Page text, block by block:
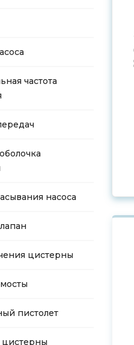
частота
насоса
цистерны
пистолет